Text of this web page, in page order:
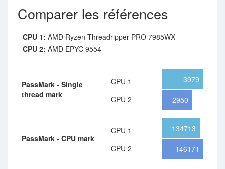
Comparer les références
CPU 1: AMD Ryzen Threadripper PRO 7985WX
CPU 2: AMD EPYC 9554
PassMark - Single
thread mark
CPU 1
CPU 2
3979
2950
PassMark - CPU mark
CPU 1
CPU 2
134713
146171